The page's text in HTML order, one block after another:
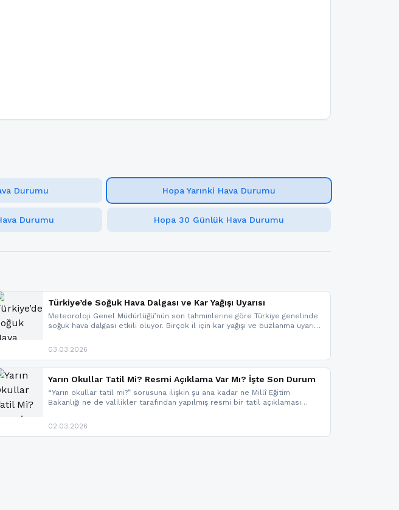
Durumu Hopa Yarınki Hava Durumu
Durumu Hopa 30 Günlük Hava Durumu
Türkiye’de Soğuk Hava Dalgası ve Kar Yağışı Uyarısı
Meteoroloji Genel Müdürlüğü’nün son tahminlerine göre Türkiye genelinde
soğuk hava dalgası etkili oluyor. Birçok il için kar yağışı ve buzlanma uyarısı
03.03.2026
Yarın Okullar Tatil Mi? Resmi Açıklama Var Mı? İşte Son Durum
“Yarın okullar tatil mi?” sorusuna ilişkin şu ana kadar ne Millî Eğitim
Bakanlığı ne de valilikler tarafından yapılmış resmi bir tatil açıklaması
paylaşacağız. En hızlı şekilde haberdar olmak için sitemizi takip edebilir ve
02.03.2026